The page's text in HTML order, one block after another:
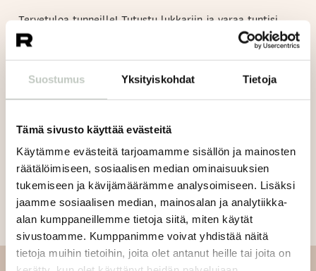
Suostumus Yksityiskohdat Tietoja
Tämä sivusto käyttää evästeitä
Käytämme evästeitä tarjoamamme sisällön ja mainosten
räätälöimiseen, sosiaalisen median ominaisuuksien
tukemiseen ja kävijämäärämme analysoimiseen. Lisäksi
jaamme sosiaalisen median, mainosalan ja analytiikka-
alan kumppaneillemme tietoja siitä, miten käytät
sivustoamme. Kumppanimme voivat yhdistää näitä
tietoja muihin tietoihin, joita olet antanut heille tai joita on
Tervetuloa tunneille! Tutustu lukkariin ja varaa tuntisi
täällä
Jaa artikkeli: